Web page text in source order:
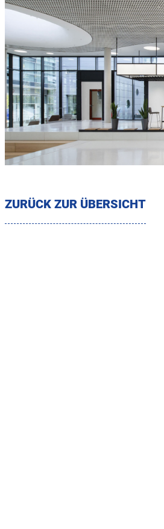
ZURÜCK ZUR ÜBERSICHT